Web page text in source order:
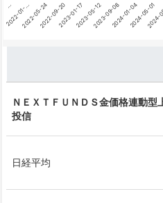
…
2022-01-…2022-05-242022-09-202023-01-172023-05-122023-09-082024-01-042024-05-01
ＮＥＸＴＦＵＮＤＳ金価格連動型
投信
日経平均